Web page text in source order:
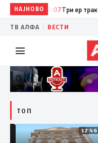
НАЈНОВО
13:07 Три ер
ТВ АЛФА ВЕСТИ
ТОП